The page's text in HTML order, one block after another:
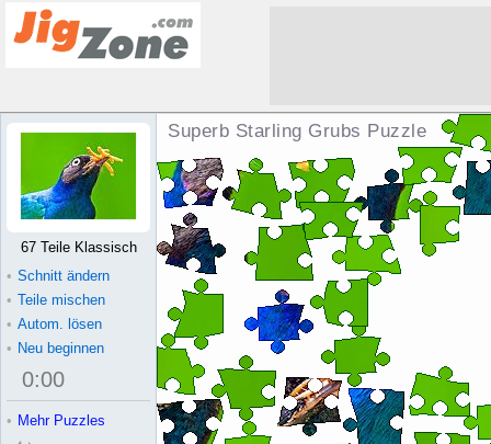
Superb Starling Grubs Puzzle
67 Teile Klassisch
• Schnitt ändern
• Teile mischen
• Autom. lösen
• Neu beginnen
0:00
• Mehr Puzzles